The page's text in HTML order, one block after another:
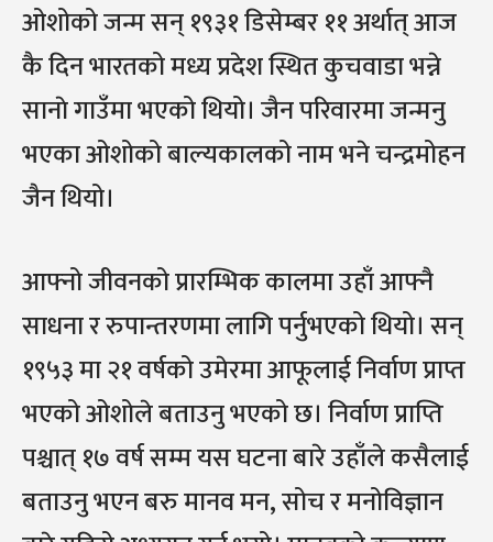
ओशोको जन्म सन् १९३१ डिसेम्बर ११ अर्थात् आज
कै दिन भारतको मध्य प्रदेश स्थित कुचवाडा भन्ने
सानाे गाउँमा भएको थियो। जैन परिवारमा जन्मनु
भएका ओशोको बाल्यकालको नाम भने चन्द्रमोहन
जैन थियो।
आफ्नो जीवनको प्रारम्भिक कालमा उहाँ आफ्नै
साधना र रुपान्तरणमा लागि पर्नुभएको थियो। सन्
१९५३ मा २१ वर्षको उमेरमा आफूलाई निर्वाण प्राप्त
भएको ओशोले बताउनु भएको छ। निर्वाण प्राप्ति
पश्चात् १७ वर्ष सम्म यस घटना बारे उहाँले कसैलाई
बताउनु भएन बरु मानव मन, सोच र मनोविज्ञान